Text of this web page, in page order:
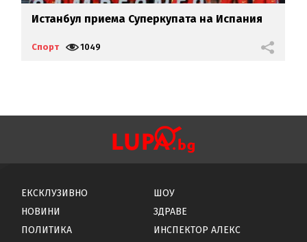
Истанбул приема Суперкупата на Испания
Спорт 1049
ЕКСКЛУЗИВНО
НОВИНИ
ПОЛИТИКА
ШОУ
ЗДРАВЕ
ИНСПЕКТОР АЛЕКС